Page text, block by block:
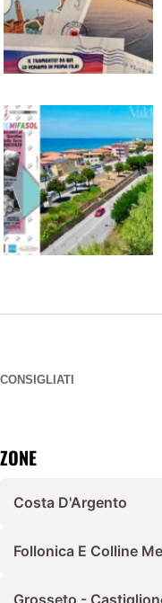
CONSIGLIATI
ZONE
Costa D'Argento
Follonica E Colline